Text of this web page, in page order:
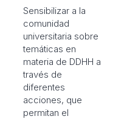
Sensibilizar a la
comunidad
universitaria sobre
temáticas en
materia de DDHH a
través de
diferentes
acciones, que
permitan el